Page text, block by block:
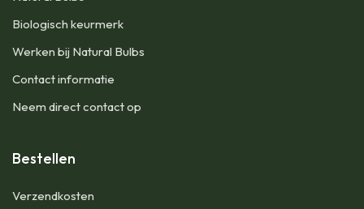
Biologisch keurmerk
Werken bij Natural Bulbs
Contact informatie
Neem direct contact op
Bestellen
Verzendkosten